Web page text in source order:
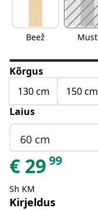
Beež Must
Kõrgus
130 cm
150 cm
Laius
60 cm
€ 2999
Sh KM
Kirjeldus